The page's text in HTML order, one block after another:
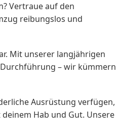
Vertraue auf den
reibungslos und
Mit unserer langjährigen
– wir kümmern
Ausrüstung verfügen,
Hab und Gut. Unsere